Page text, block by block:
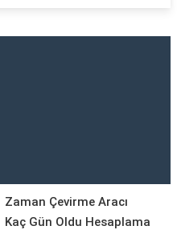
Zaman Çevirme Aracı
Kaç Gün Oldu Hesaplama